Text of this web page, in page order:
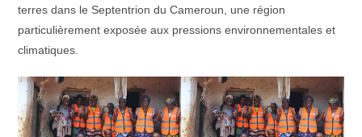
terres dans le Septentrion du Cameroun, une région
particulièrement exposée aux pressions environnementales et
climatiques.